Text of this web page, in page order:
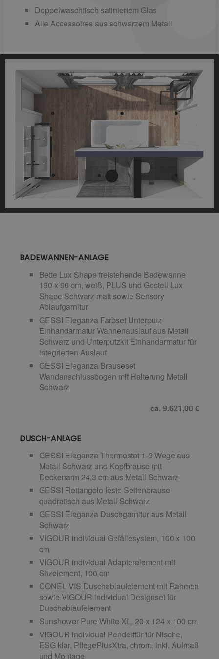
Doppelwaschtisch satiniertem Glas
Alle Accessoires aus schwarzem Metall
BADEWANNEN-ANLAGE
Bette Lux Shape freistehende Badewanne
190 x 90 cm, weiß, PLUS und Gestell Lux
Shape Schwarz matt sowie Sensory
Ablaufgarnitur
GESSI Eleganza Farbset Unterputz-
Einhandarmatur Wannenauslauf aus Metall
Schwarz und Unterputzkit Einhandarmatur für
integrierten Auslauf
GESSI Eleganza Brauseset
Wandanschlussbogen mit Halterung Metall
Schwarz
ca. 9.621,00 €
DUSCH-ANLAGE
GESSI Eleganza Thermostat 1-3 Wege aus
Metall Schwarz und Kopfbrause mit
Deckenarm 24,3 cm aus Metall Schwarz
GESSI Rettangolo feste Seitenbrause
quadratisch aus Metall Schwarz
GESSI Eleganza Duschgarnitur aus Metall
Schwarz
VIGOUR individual Gefällesystem, 100 x 100
cm
VIGOUR individual Adapterelement mit
Sitzelement, 100 cm
CONEL VIS Duschablaufelement mit Rahmen
sowie VIGOUR individual Designset für
Duschablaufelement
Sunshower Pure White XL, 20 x 124 x 100 cm
VIGOUR individual Pendelttür für Nische,
ESG klar, PflegePlusXtra, chrom, inkl. Aufmaß
und Montage